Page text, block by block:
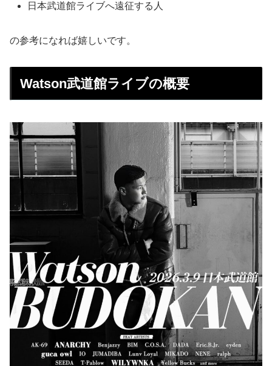
日本武道館ライブへ遠征する人
の参考になれば嬉しいです。
Watson武道館ライブの概要